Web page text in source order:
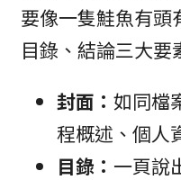
要像一隻鮭魚有頭
目錄、結論三大要
封面： 如同檔
程概述、個人
目錄： 一頁說